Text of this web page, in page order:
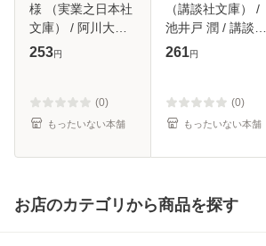
様 （実業之日本社
文庫） / 阿川大樹 /
実業之日本社 [文
253円
(0)
もったいない本舗
（講談社文庫） /
池井戸 潤 / 講談社
[文庫]【メール便送
261円
(0)
もったいない本舗
お店のカテゴリから商品を探す